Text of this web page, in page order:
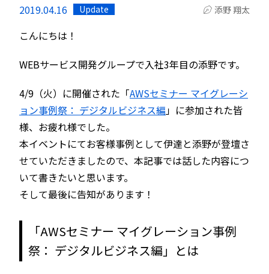
2019.04.16 Update 添野 翔太
こんにちは！
WEBサービス開発グループで入社3年目の添野です。
4/9（火）に開催された「AWSセミナー マイグレーシ
ョン事例祭： デジタルビジネス編」に参加された皆
様、お疲れ様でした。
本イベントにてお客様事例として伊達と添野が登壇さ
せていただきましたので、本記事では話した内容につ
いて書きたいと思います。
そして最後に告知があります！
「AWSセミナー マイグレーション事例
祭： デジタルビジネス編」とは